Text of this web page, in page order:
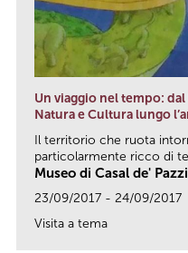
Un viaggio nel tempo:
Natura e Cultura lungo
Il territorio che ruota
particolarmente ricco di
Museo di Casal de' Pazzi
23/09/2017 - 24/09/2017
Visita a tema